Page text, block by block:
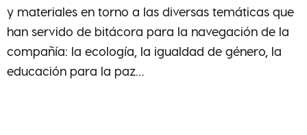
y materiales en torno a las diversas temáticas que
han servido de bitácora para la navegación de la
compañía: la ecología, la igualdad de género, la
educación para la paz…